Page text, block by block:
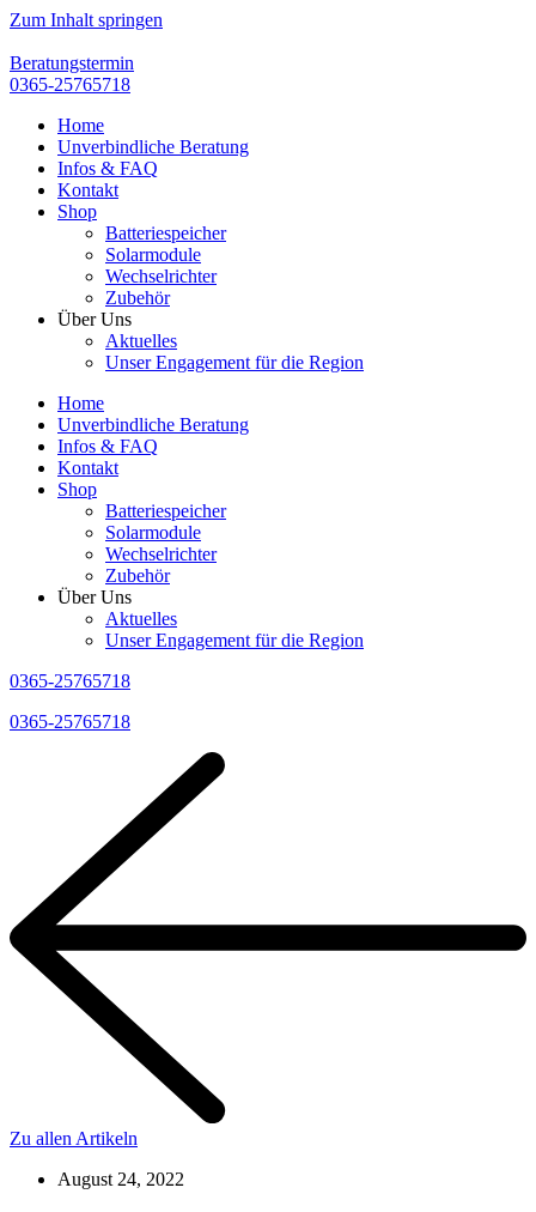
Zum Inhalt springen
Beratungstermin
0365-25765718
Home
Unverbindliche Beratung
Infos & FAQ
Kontakt
Shop
Batteriespeicher
Solarmodule
Wechselrichter
Zubehör
Über Uns
Aktuelles
Unser Engagement für die Region
Home
Unverbindliche Beratung
Infos & FAQ
Kontakt
Shop
Batteriespeicher
Solarmodule
Wechselrichter
Zubehör
Über Uns
Aktuelles
Unser Engagement für die Region
0365-25765718
0365-25765718
Zu allen Artikeln
August 24, 2022